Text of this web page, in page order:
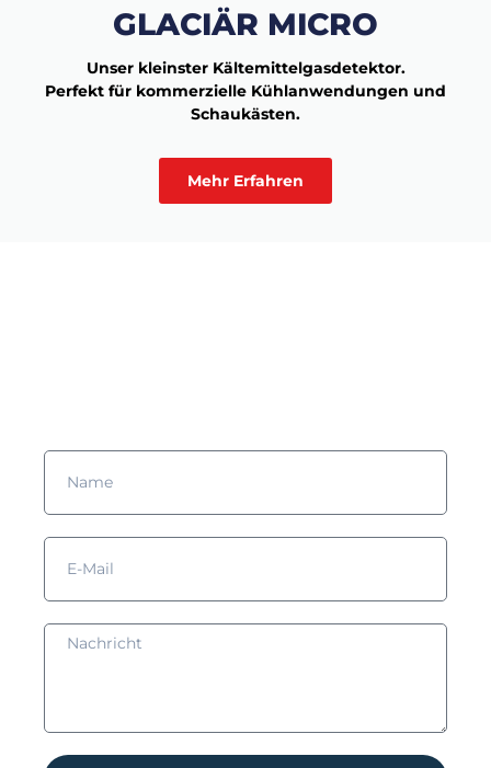
GLACIÄR MICRO
Unser kleinster Kältemittelgasdetektor.
Perfekt für kommerzielle Kühlanwendungen und
Schaukästen.
Mehr Erfahren